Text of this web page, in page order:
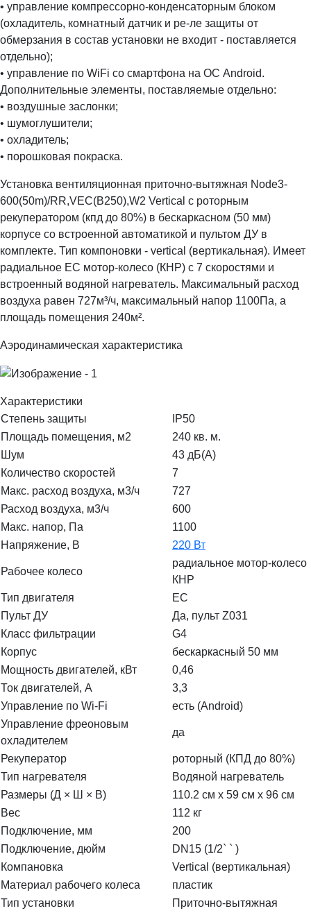
• управление компрессорно-конденсаторным блоком
(охладитель, комнатный датчик и ре-ле защиты от
обмерзания в состав установки не входит - поставляется
отдельно);
• управление по WiFi со смартфона на ОС Android.
Дополнительные элементы, поставляемые отдельно:
• воздушные заслонки;
• шумоглушители;
• охладитель;
• порошковая покраска.
Установка вентиляционная приточно-вытяжная Node3-
600(50m)/RR,VEC(B250),W2 Vertical с роторным
рекуператором (кпд до 80%) в бескаркасном (50 мм)
корпусе со встроенной автоматикой и пультом ДУ в
комплекте. Тип компоновки - vertical (вертикальная). Имеет
радиальное ЕC мотор-колесо (КНР) с 7 скоростями и
встроенный водяной нагреватель. Максимальный расход
воздуха равен 727м³/ч, максимальный напор 1100Па, а
площадь помещения 240м².
Аэродинамическая характеристика
Характеристики
Степень защиты
IP50
Площадь помещения, м2
240 кв. м.
Шум
43 дБ(А)
Количество скоростей
7
Макс. расход воздуха, м3/ч
727
Расход воздуха, м3/ч
600
Макс. напор, Па
1100
Напряжение, В
220 Вт
Рабочее колесо
радиальное мотор-колесо
КНР
Тип двигателя
EC
Пульт ДУ
Да, пульт Z031
Класс фильтрации
G4
Корпус
бескаркасный 50 мм
Мощность двигателей, кВт
0,46
Ток двигателей, А
3,3
Управление по Wi-Fi
есть (Android)
Управление фреоновым
охладителем
да
Рекуператор
роторный (КПД до 80%)
Тип нагревателя
Водяной нагреватель
Размеры (Д × Ш × В)
110.2 см x 59 см x 96 см
Вес
112 кг
Подключение, мм
200
Подключение, дюйм
DN15 (1/2` ` )
Компановка
Vertical (вертикальная)
Материал рабочего колеса
пластик
Тип установки
Приточно-вытяжная